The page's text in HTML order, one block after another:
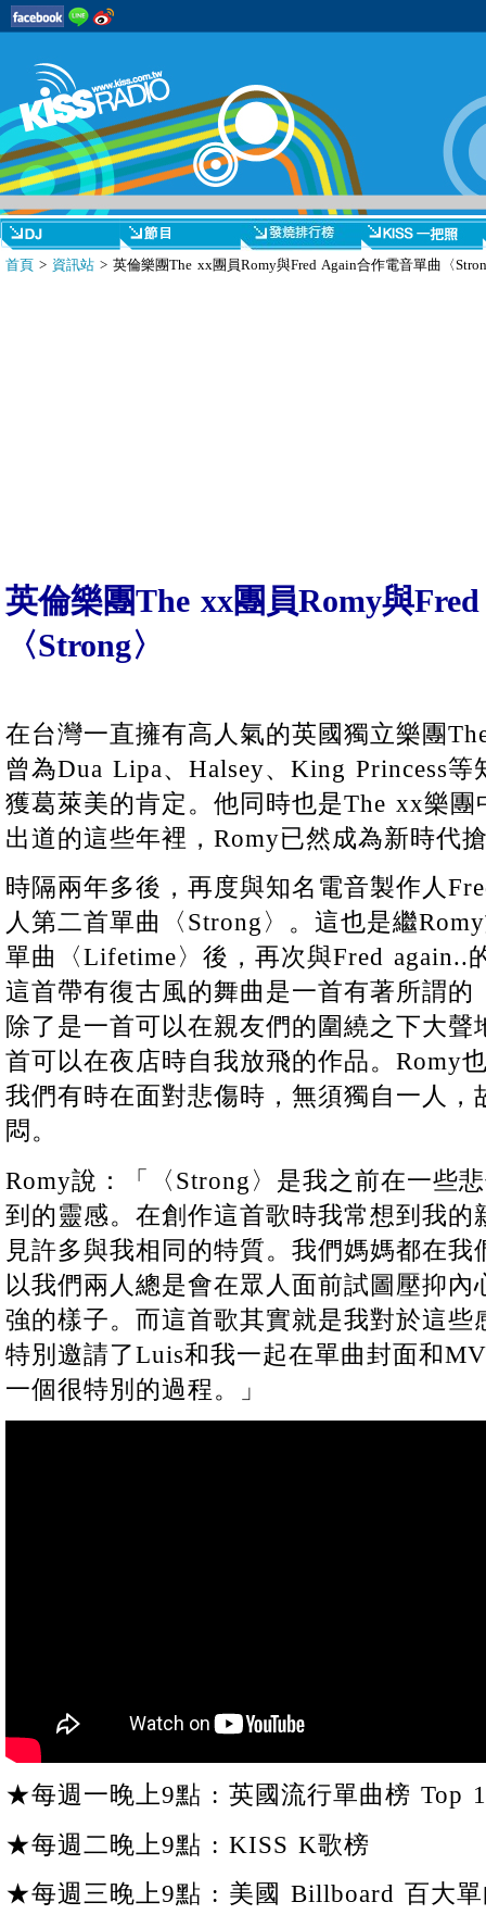
首頁 > 資訊站 > 英倫樂團The xx團員Romy與Fred Again合作電音單曲〈
英倫樂團The xx團員Romy與
〈Strong〉
在台灣一直擁有高人氣的英國獨立樂團
曾為Dua Lipa、Halsey、King Princess
獲葛萊美的肯定。他同時也是The xx樂
出道的這些年裡，Romy已然成為新時代
時隔兩年多後，再度與知名電音製作人
人第二首單曲〈Strong〉。這也是繼
單曲〈Lifetime〉後，再次與Fred again..
這首帶有復古風的舞曲是一首有著所謂的
除了是一首可以在親友們的圍繞之下大
首可以在夜店時自我放飛的作品。Romy
我們有時在面對悲傷時，無須獨自一人，
悶。
Romy說：「〈Strong〉是我之前在一些
到的靈感。在創作這首歌時我常想到我
見許多與我相同的特質。我們媽媽都在
以我們兩人總是會在眾人面前試圖壓抑
強的樣子。而這首歌其實就是我對於這些
特別邀請了Luis和我一起在單曲封面和
一個很特別的過程。」
★每週一晚上9點 : 英國流行單曲榜 Top
★每週二晚上9點 : KISS K歌榜
★每週三晚上9點 : 美國 Billboard 百大